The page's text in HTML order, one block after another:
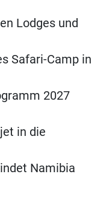
Lodges und
Safari-Camp in
2027
in die
Namibia